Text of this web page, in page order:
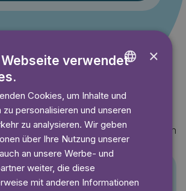
Mehr anzeigen
GERMAN
×
verwendet
Cookies, um Inhalte und
zu personalisieren und unseren
zu analysieren. Wir geben
über Ihre Nutzung unserer
an unsere Werbe- und
weiter, die diese
mit anderen Informationen